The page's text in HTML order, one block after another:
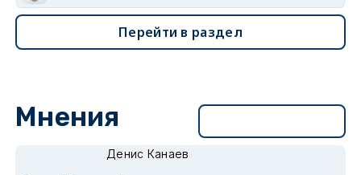
Перейти в раздел
Мнения
Денис Канаев